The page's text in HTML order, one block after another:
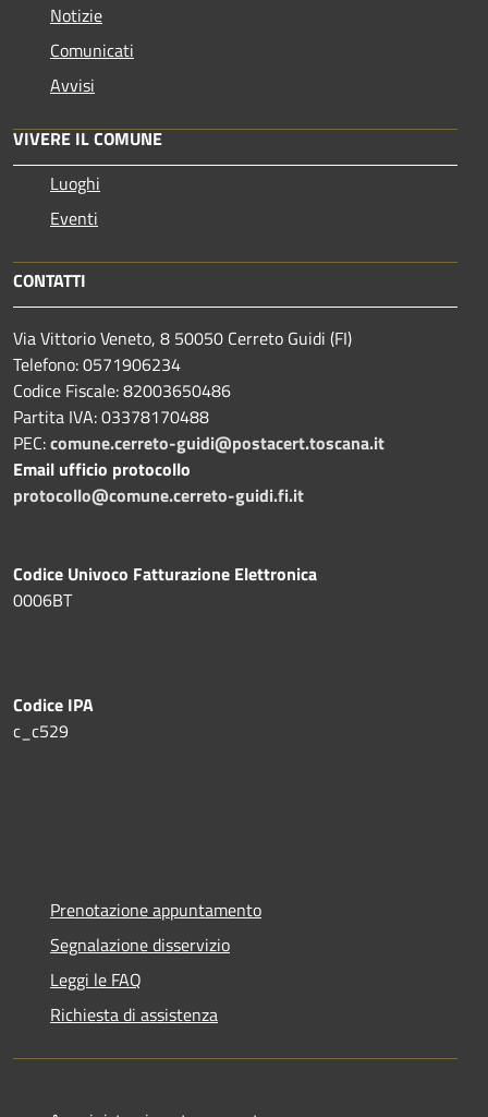
Notizie
Comunicati
Avvisi
VIVERE IL COMUNE
Luoghi
Eventi
CONTATTI
Via Vittorio Veneto, 8 50050 Cerreto Guidi (FI)
Telefono: 0571906234
Codice Fiscale: 82003650486
Partita IVA: 03378170488
PEC:comune.cerreto-guidi@postacert.toscana.it
Email ufficio protocollo
protocollo@comune.cerreto-guidi.fi.it
Codice Univoco Fatturazione Elettronica
0006BT
Codice IPA
c_c529
Prenotazione appuntamento
Segnalazione disservizio
Leggi le FAQ
Richiesta di assistenza